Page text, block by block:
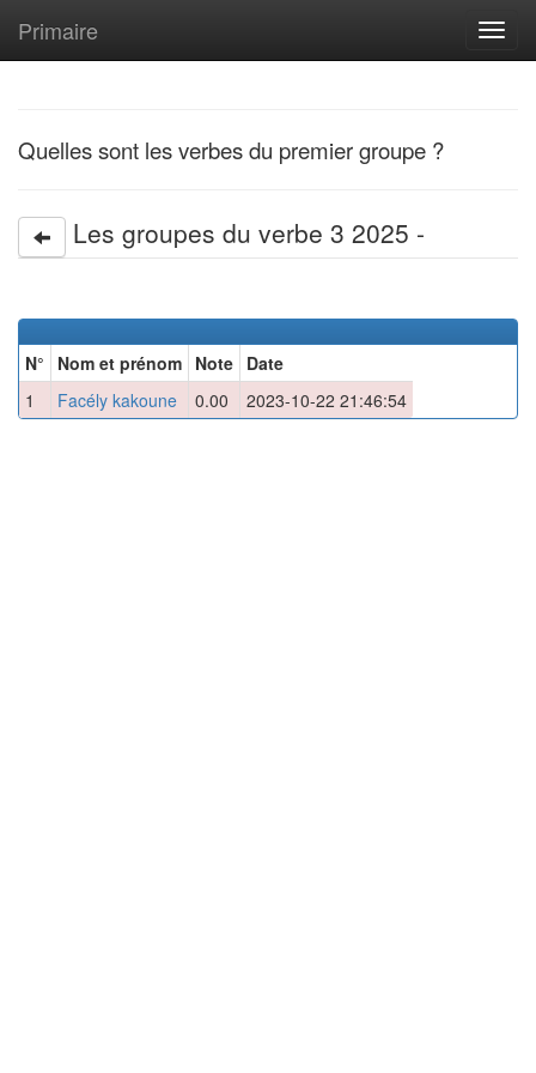
Primaire
Quelles sont les verbes du premier groupe ?
Les groupes du verbe 3 2025 -
N° Nom et prénom Note Date
1
Facély kakoune 0.00 2023-10-22 21:46:54